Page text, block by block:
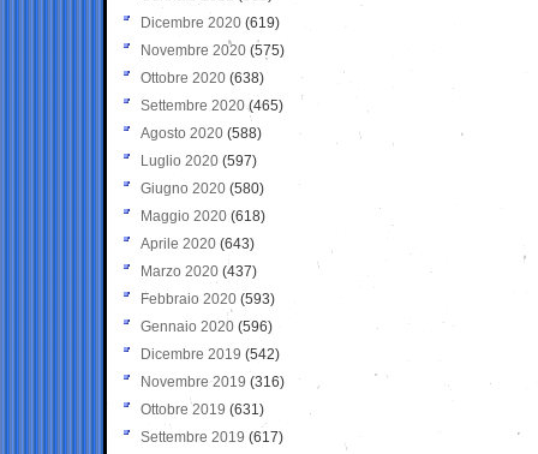
Dicembre 2020 (619)
Novembre 2020 (575)
Ottobre 2020 (638)
Settembre 2020(465)
Agosto 2020 (588)
Luglio 2020 (597)
Giugno 2020 (580)
Maggio 2020 (618)
Aprile 2020 (643)
Marzo 2020 (437)
Febbraio 2020 (593)
Gennaio 2020 (596)
Dicembre 2019 (542)
Novembre 2019 (316)
Ottobre 2019 (631)
Settembre 2019 (617)